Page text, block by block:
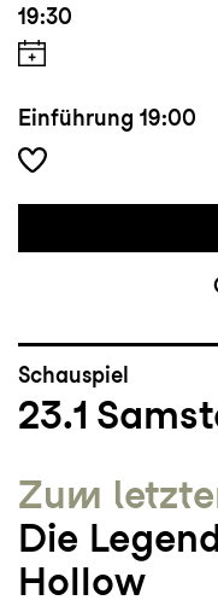
19:30
Einführung 19:00
Schauspiel
23.1
Zum
Die
Hollow